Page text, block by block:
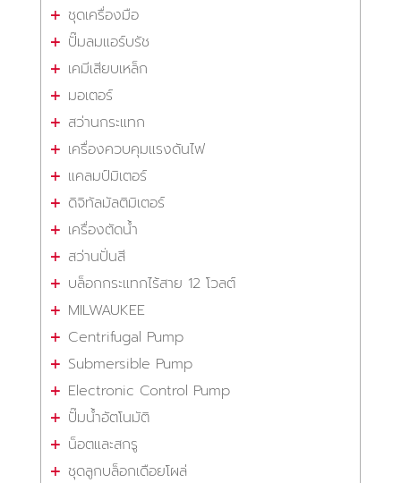
ชุดเครื่องมือ
ปั๊มลมแอร์บรัช
เคมีเสียบเหล็ก
มอเตอร์
สว่านกระแทก
เครื่องควบคุมแรงดันไฟ
แคลมป์มิเตอร์
ดิจิทัลมัลติมิเตอร์
เครื่องตัดน้ำ
สว่านปั่นสี
บล็อกกระแทกไร้สาย 12 โวลต์
MILWAUKEE
Centrifugal Pump
Submersible Pump
Electronic Control Pump
ปั๊มน้ำอัตโนมัติ
น็อตและสกรู
ชุดลูกบล็อกเดือยโผล่